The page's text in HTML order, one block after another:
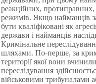
реакційних, протиправних,
режимів. Якщо найманців
бути кваліфіковані як
держави і найманців
Кримінальне
шляхами. По-перше, за
території якої вони
переслідування
військовими трибуналами